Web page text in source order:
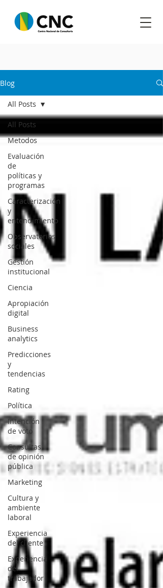
Blog
All Posts
Metodos
Evaluación
de
políticas y
programas
Caracterización
y
entendimiento
Observatorios
sociales
Gestión
institucional
Ciencia
Apropiación
digital
Business
analytics
Predicciones
y
tendencias
Rating
Política
Intención
de voto
Consultas
de opinión
pública
Marketing
Cultura y
ambiente
laboral
Experiencia
del cliente
Experiencia
del
trabajador
All Posts